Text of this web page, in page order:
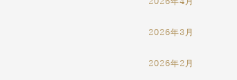
2026年3月
2026年2月